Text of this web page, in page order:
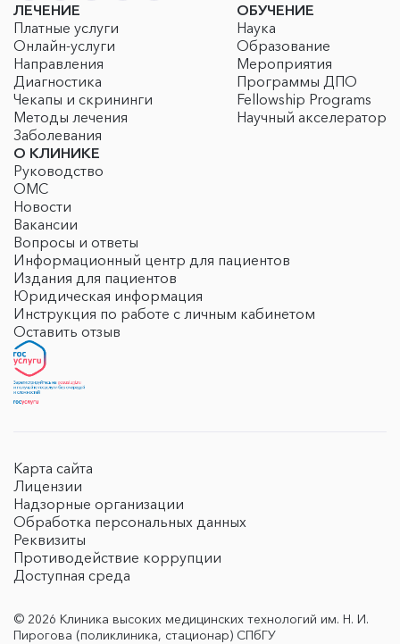
ЛЕЧЕНИЕ
Платные услуги
Онлайн-услуги
Направления
Диагностика
Чекапы и скрининги
Методы лечения
Заболевания
ОБУЧЕНИЕ
Наука
Образование
Мероприятия
Программы ДПО
Fellowship Programs
Научный акселератор
О КЛИНИКЕ
Руководство
ОМС
Новости
Вакансии
Вопросы и ответы
Информационный центр для пациентов
Издания для пациентов
Юридическая информация
Инструкция по работе с личным кабинетом
Оставить отзыв
Карта сайта
Лицензии
Надзорные организации
Обработка персональных данных
Реквизиты
Противодействие коррупции
Доступная среда
© 2026 Клиника высоких медицинских технологий им. Н. И.
Пирогова (поликлиника, стационар) СПбГУ